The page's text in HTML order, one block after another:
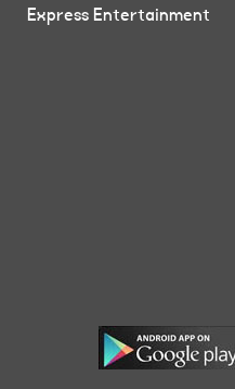
Express Entertainment